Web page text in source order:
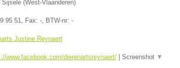
Sijsele(West-Vlaanderen)
95 51, Fax: -, BTW-nr: -
Justine Reynaert
www.facebook.com/dierenartsreynaert/| Screenshot ▼